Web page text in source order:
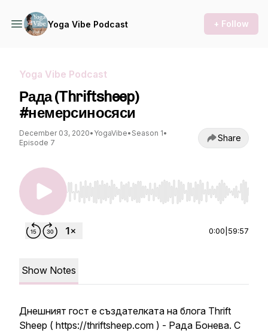
Yoga Vibe Podcast + Follow
Yoga Vibe Podcast
Рада (Thriftsheep)
#немерсиносяси
December 03, 2020• YogaVibe• Season 1•
Episode 7
Share
Use Left/Right to seek, Home/End to jump to
0:00 59:57
Show Notes
Днешният гост е създателката на блога Thrift
Sheep ( https://thriftsheep.com ) - Рада Бонева. С